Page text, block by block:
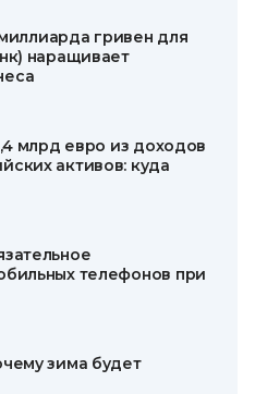
гривен для
наращивает
млрд евро из доходов
активов: куда
телефонов при
зима будет